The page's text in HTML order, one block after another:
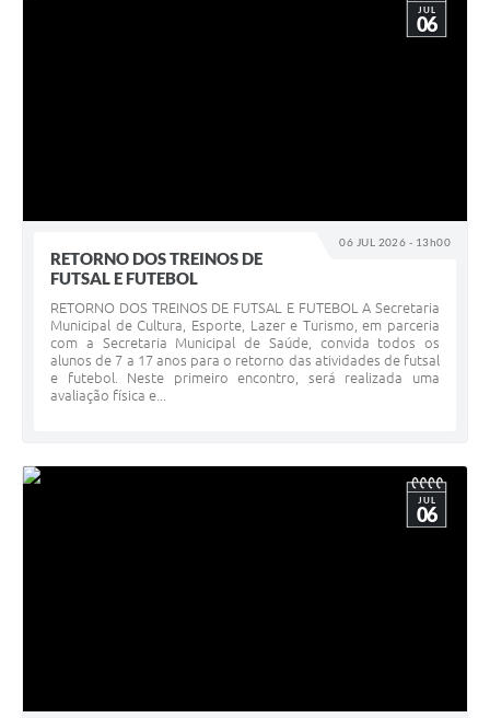
06 JUL 2026 - 13h00
JUL
06
RETORNO DOS TREINOS DE
FUTSAL E FUTEBOL
RETORNO DOS TREINOS DE FUTSAL E FUTEBOL A Secretaria
Municipal de Cultura, Esporte, Lazer e Turismo, em parceria
com a Secretaria Municipal de Saúde, convida todos os
alunos de 7 a 17 anos para o retorno das atividades de futsal
e futebol. Neste primeiro encontro, será realizada uma
avaliação física e...
JUL
06